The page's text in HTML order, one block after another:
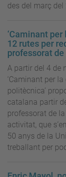
des del març del
‘Caminant per
12 rutes per
professorat de
A partir del 4 de
‘Caminant per
politècnica’
catalana partir
professorat de
activitat, que
50 anys de la
treballant per